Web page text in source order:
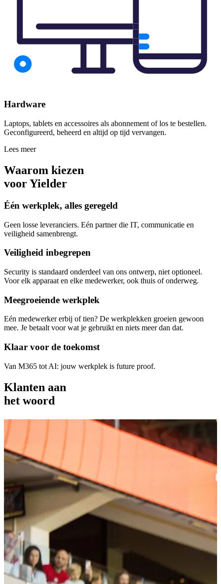
Hardware
Laptops, tablets en accessoires als abonnement of los te bestellen.
Geconfigureerd, beheerd en altijd op tijd vervangen.
Lees meer
Waarom kiezen
voor Yielder
Één werkplek, alles geregeld
Geen losse leveranciers. Eén partner die IT, communicatie en
veiligheid samenbrengt.
Veiligheid inbegrepen
Security is standaard onderdeel van ons ontwerp, niet optioneel.
Voor elk apparaat en elke medewerker, ook thuis of onderweg.
Meegroeiende werkplek
Eén medewerker erbij of tien? De werkplekken groeien gewoon
mee. Je betaalt voor wat je gebruikt en niets meer dan dat.
Klaar voor de toekomst
Van M365 tot AI: jouw werkplek is future proof.
Klanten aan
het woord